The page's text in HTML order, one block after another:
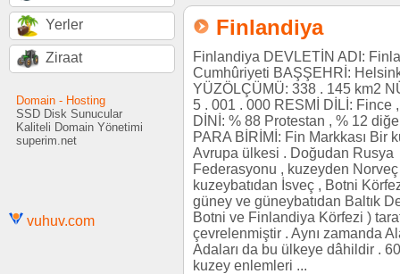
Yerler
Ziraat
Domain - Hosting
SSD Disk Sunucular
Kaliteli Domain Yönetimi
superim.net
vuhuv.com
Finlandiya
Finlandiya DEVLETİN ADI:
Cumhûriyeti BAŞŞEHRİ:
YÜZÖLÇÜMÜ: 338 . 145 km2
5 . 001 . 000 RESMİ DİLİ: Fince
DİNİ: % 88 Protestan , % 12
PARA BİRİMİ: Fin Markkası Bir
Avrupa ülkesi . Doğudan Rusya
Federasyonu , kuzeyden Norveç
kuzeybatıdan İsveç , Botni
güney ve güneybatıdan Baltık
Botni ve Finlandiya Körfezi )
çevrelenmiştir . Aynı zamanda
Adaları da bu ülkeye dâhildir .
kuzey enlemleri ...